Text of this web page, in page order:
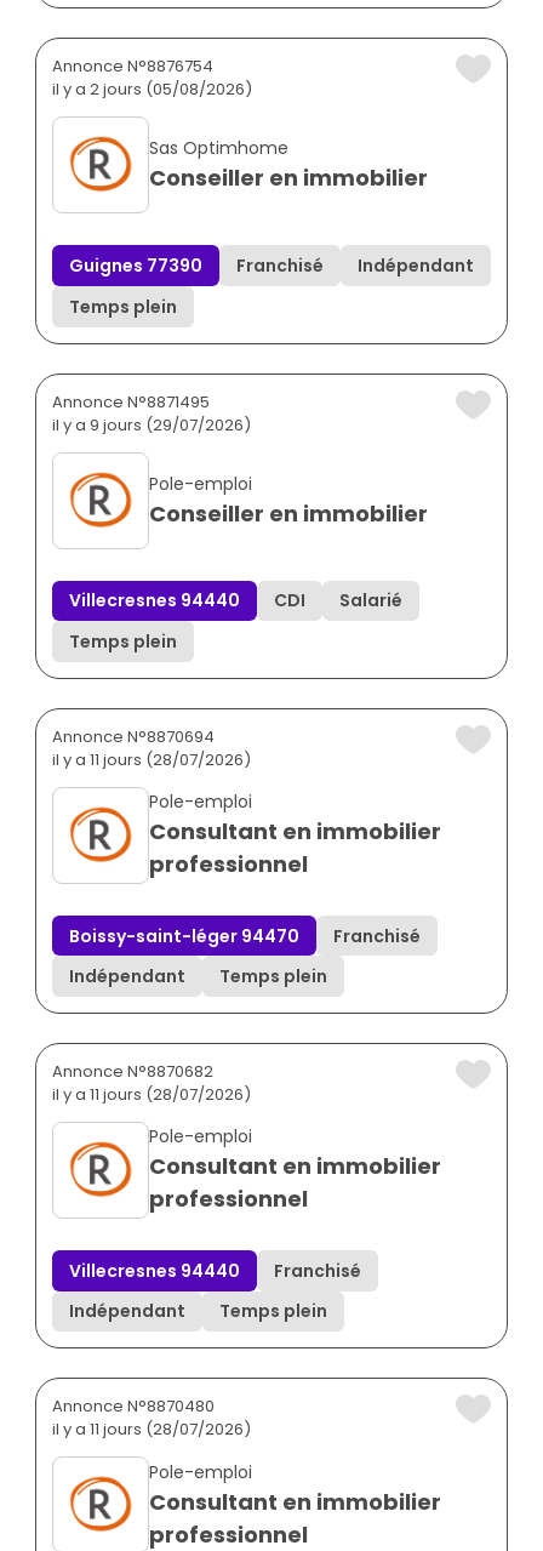
Annonce N°8876754
il y a 2 jours (05/08/2026)
Sas Optimhome
Conseiller en immobilier
Guignes 77390 Franchisé
Indépendant
Temps plein
Annonce N°8871495
il y a 9 jours (29/07/2026)
Pole-emploi
Conseiller en immobilier
Villecresnes 94440 CDI
Salarié
Temps plein
Annonce N°8870694
il y a 11 jours (28/07/2026)
Pole-emploi
Consultant en immobilier
professionnel
Boissy-saint-léger 94470
Franchisé
Indépendant
Temps plein
Annonce N°8870682
il y a 11 jours (28/07/2026)
Pole-emploi
Consultant en immobilier
professionnel
Villecresnes 94440
Franchisé
Indépendant
Temps plein
Annonce N°8870480
il y a 11 jours (28/07/2026)
Pole-emploi
Consultant en immobilier
professionnel